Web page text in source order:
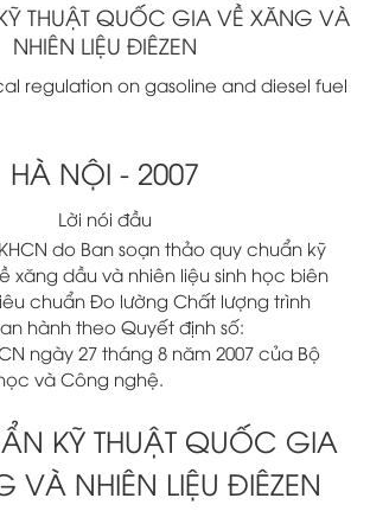
THUẬT QUỐC GIA VỀ XĂNG VÀ
NHIÊN LIỆU ĐIÊZEN
regulation on gasoline and diesel fuel
HÀ NỘI - 2007
Lời nói đầu
do Ban soạn thảo quy chuẩn kỹ
xăng dầu và nhiên liệu sinh học biên
chuẩn Đo lường Chất lượng trình
hành theo Quyết định số:
ngày 27 tháng 8 năm 2007 của Bộ
và Công nghệ.
KỸ THUẬT QUỐC GIA
VÀ NHIÊN LIỆU ĐIÊZEN